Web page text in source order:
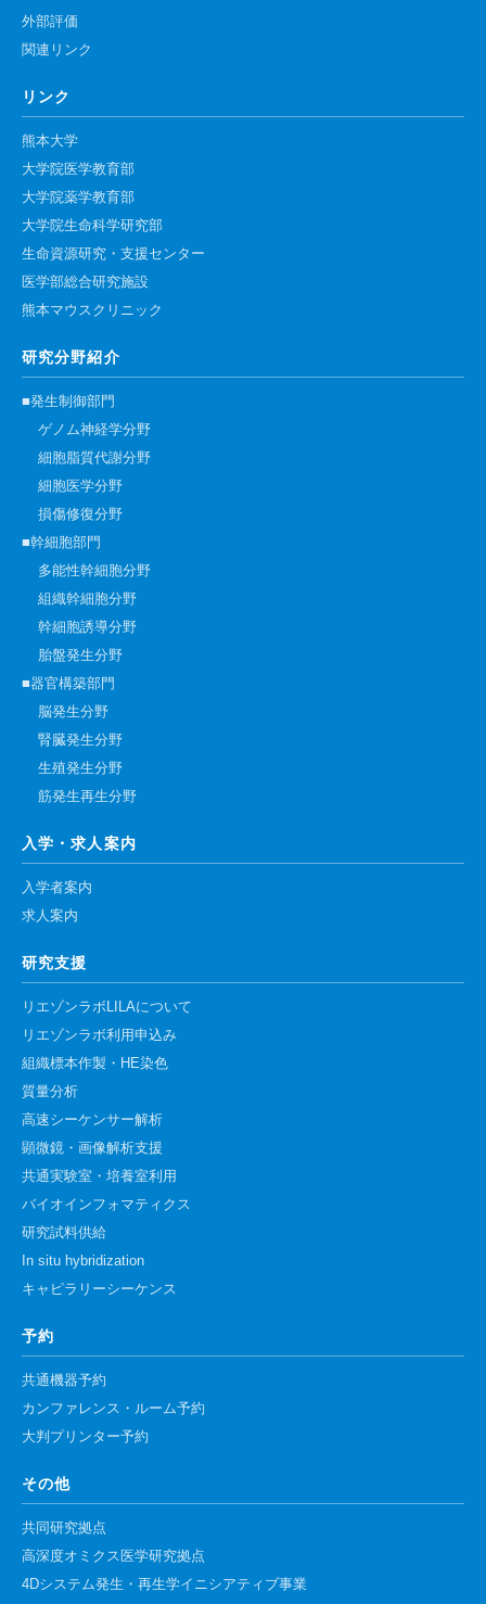
外部評価
関連リンク
リンク
熊本大学
大学院医学教育部
大学院薬学教育部
大学院生命科学研究部
生命資源研究・支援センター
医学部総合研究施設
熊本マウスクリニック
研究分野紹介
■発生制御部門
ゲノム神経学分野
細胞脂質代謝分野
細胞医学分野
損傷修復分野
■幹細胞部門
多能性幹細胞分野
組織幹細胞分野
幹細胞誘導分野
胎盤発生分野
■器官構築部門
脳発生分野
腎臓発生分野
生殖発生分野
筋発生再生分野
入学・求人案内
入学者案内
求人案内
研究支援
リエゾンラボLILAについて
リエゾンラボ利用申込み
組織標本作製・HE染色
質量分析
高速シーケンサー解析
顕微鏡・画像解析支援
共通実験室・培養室利用
バイオインフォマティクス
研究試料供給
In situ hybridization
キャピラリーシーケンス
予約
共通機器予約
カンファレンス・ルーム予約
大判プリンター予約
その他
共同研究拠点
高深度オミクス医学研究拠点
4Dシステム発生・再生学イニシアティブ事業